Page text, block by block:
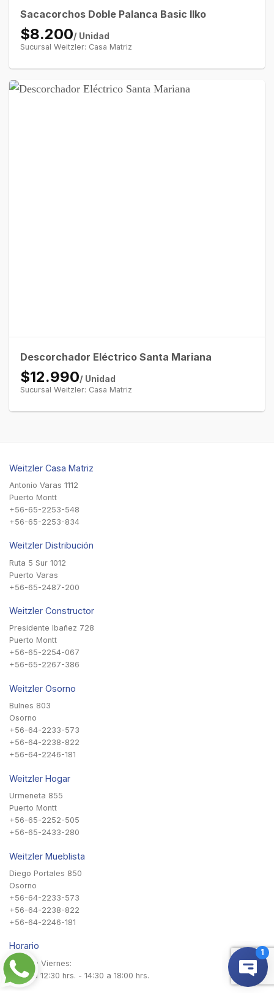
Sacacorchos Doble Palanca Basic Ilko
$8.200/ Unidad
Sucursal Weitzler: Casa Matriz
Descorchador Eléctrico Santa Mariana
$12.990/ Unidad
Sucursal Weitzler: Casa Matriz
Weitzler Casa Matriz
Antonio Varas 1112
Puerto Montt
+56-65-2253-548
+56-65-2253-834
Weitzler Distribución
Ruta 5 Sur 1012
Puerto Varas
+56-65-2487-200
Weitzler Constructor
Presidente Ibañez 728
Puerto Montt
+56-65-2254-067
+56-65-2267-386
Weitzler Osorno
Bulnes 803
Osorno
+56-64-2233-573
+56-64-2238-822
+56-64-2246-181
Weitzler Hogar
Urmeneta 855
Puerto Montt
+56-65-2252-505
+56-65-2433-280
Weitzler Mueblista
Diego Portales 850
Osorno
+56-64-2233-573
+56-64-2238-822
+56-64-2246-181
Horario
Lunes a Viernes:
08:45 a 12:30 hrs. - 14:30 a 18:00 hrs.